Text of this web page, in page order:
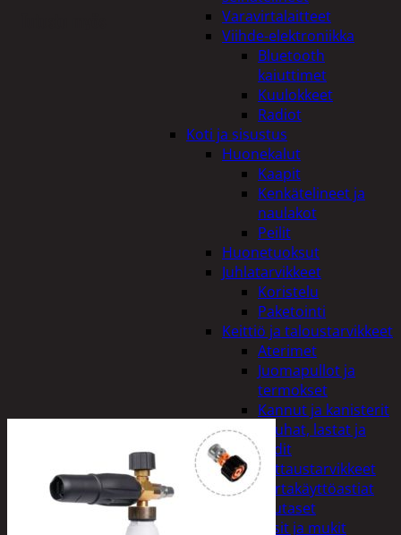
Varavirtalaitteet
Viihde-elektroniikka
Bluetooth
kaiuttimet
Kuulokkeet
Radiot
Koti ja sisustus
Huonekalut
Kaapit
Kenkätelineet ja
naulakot
Peilit
Huonetuoksut
Juhlatarvikkeet
Koristelu
Paketointi
Keittiö ja taloustarvikkeet
Aterimet
Juomapullot ja
termokset
Kannut ja kanisterit
Kauhat, lastat ja
sudit
Kattaustarvikkeet
Kertakäyttöastiat
Lautaset
Lasit ja mukit